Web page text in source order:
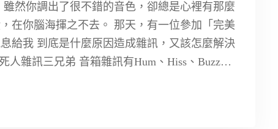
然你調出了很不錯的音色，卻總是心裡有那麼
在你腦海揮之不去。 那天，有一位參加「完美
給我 到底是什麼原因造成雜訊，又該怎麼解決
人雜訊三兄弟 音箱雜訊有Hum、Hiss、Buzz三
”地”不相同，產生電位差引起的雜訊。 .embed-